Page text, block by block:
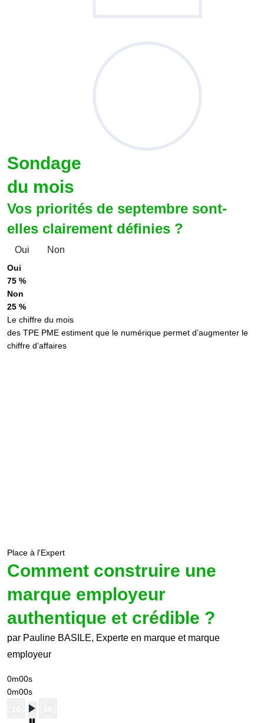
Sondage
du mois
Vos priorités de septembre sont-
elles clairement définies ?
Oui Non
Oui
75 %
Non
25 %
Le chiffre du mois
des TPE PME estiment que le numérique permet d’augmenter le
chiffre d’affaires
Place à l'Expert
Comment construire une
marque employeur
authentique et crédible ?
par Pauline BASILE, Experte en marque et marque
employeur
0m00s
0m00s